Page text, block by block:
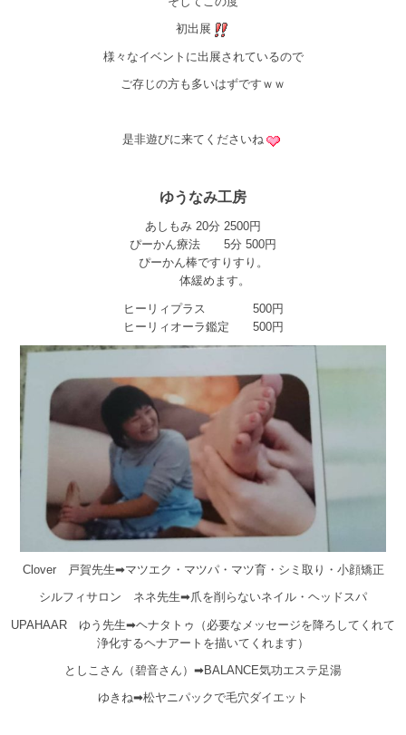
初出展
様々なイベントに出展されているので
ご存じの方も多いはずですｗｗ
是非遊びに来てくださいね
ゆうなみ工房
あしもみ 20分 2500円
ぴーかん療法 5分 500円
ぴーかん棒ですりすり。
体緩めます。
ヒーリィプラス 500円
ヒーリィオーラ鑑定 500円
Clover 戸賀先生➡マツエク・マツパ・マツ育・シミ取り・小顔矯正
シルフィサロン ネネ先生➡爪を削らないネイル・ヘッドスパ
UPAHAAR ゆう先生➡ヘナタトゥ（必要なメッセージを降ろしてくれて
浄化するヘナアートを描いてくれます）
としこさん（碧音さん）➡BALANCE気功エステ足湯
ゆきね➡松ヤニパックで毛穴ダイエット